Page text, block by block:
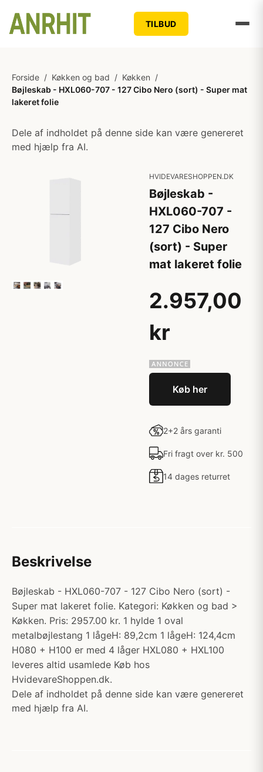
TILBUD
Forside / Køkken og bad / Køkken /
Bøjleskab - HXL060-707 - 127 Cibo Nero (sort) - Super mat
lakeret folie
Dele af indholdet på denne side kan være genereret
med hjælp fra AI.
HVIDEVARESHOPPEN.DK
Bøjleskab -
HXL060-707 -
127 Cibo Nero
(sort) - Super
mat lakeret folie
2.957,00
kr
Køb her
2+2 års garanti
Fri fragt over kr. 500
14 dages returret
Beskrivelse
Bøjleskab - HXL060-707 - 127 Cibo Nero (sort) -
Super mat lakeret folie. Kategori: Køkken og bad >
Køkken. Pris: 2957.00 kr. 1 hylde 1 oval
metalbøjlestang 1 lågeH: 89,2cm 1 lågeH: 124,4cm
H080 + H100 er med 4 låger HXL080 + HXL100
leveres altid usamlede Køb hos
HvidevareShoppen.dk.
Dele af indholdet på denne side kan være genereret
med hjælp fra AI.